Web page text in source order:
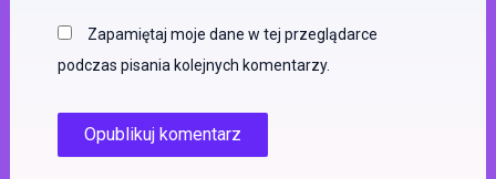
Zapamiętaj moje dane w tej przeglądarce
podczas pisania kolejnych komentarzy.